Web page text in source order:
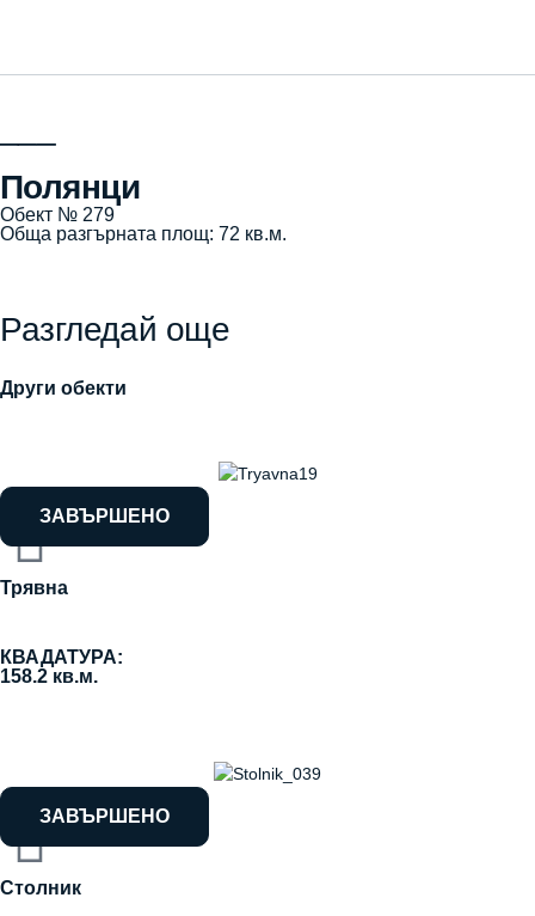
Полянци
Обект № 279
Обща разгърната площ: 72 кв.м.
Разгледай още
Други обекти
ЗАВЪРШЕНО
Трявна
КВАДАТУРА:
158.2 кв.м.
ЗАВЪРШЕНО
Столник